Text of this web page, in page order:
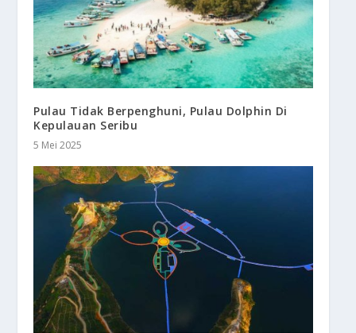
Pulau Tidak Berpenghuni, Pulau Dolphin Di
Kepulauan Seribu
5 Mei 2025